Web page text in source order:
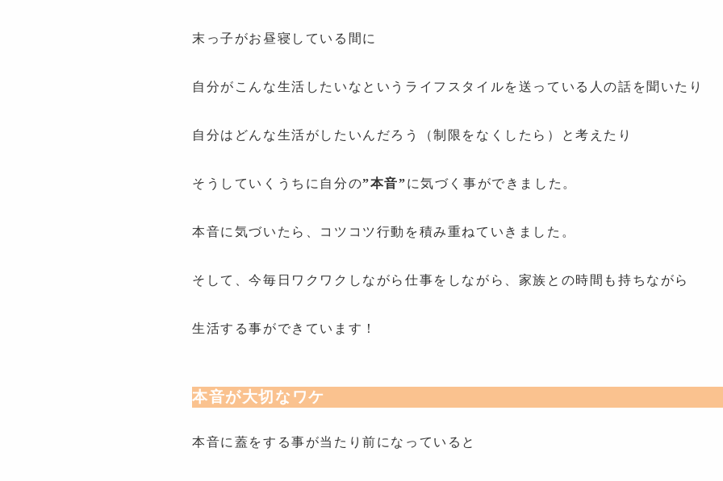
末っ子がお昼寝している間に
自分がこんな生活したいなというライフスタイルを送っている人の話を聞いたり
自分はどんな生活がしたいんだろう（制限をなくしたら）と考えたり
そうしていくうちに自分の”本音”に気づく事ができました。
本音に気づいたら、コツコツ行動を積み重ねていきました。
そして、今毎日ワクワクしながら仕事をしながら、家族との時間も持ちながら
生活する事ができています！
本音が大切なワケ
本音に蓋をする事が当たり前になっていると